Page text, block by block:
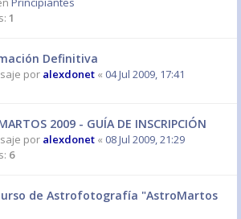
1
Definitiva
por alexdonet « 04 Jul 2009, 17:41
2009 - GUÍA DE INSCRIPCIÓN
por alexdonet « 08 Jul 2009, 21:29
6
de Astrofotografía "AstroMartos